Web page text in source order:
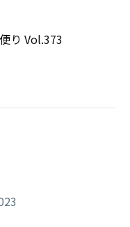
り Vol.373